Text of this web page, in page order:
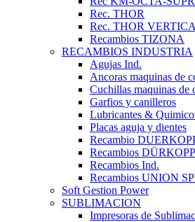
Rec. THOR
Rec. THOR
Recambios TIZONA
RECAMBIOS INDUSTRIA
Agujas Ind.
Ancoras maquinas de
Cuchillas maquinas de
Garfios y canilleros
Lubricantes &
Placas aguja y dientes
Recambio
Recambios
Recambios Ind.
Recambios UNION
Soft Gestion Power
SUBLIMACION
Impresoras de